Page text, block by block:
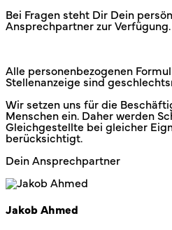
Bei Fragen steht Dir Dein
Ansprechpartner zur Verfügung.
Alle personenbezogenen
Stellenanzeige sind
Wir setzen uns für die
Menschen ein. Daher werden
Gleichgestellte bei gleicher
berücksichtigt.
Dein Ansprechpartner
Jakob Ahmed